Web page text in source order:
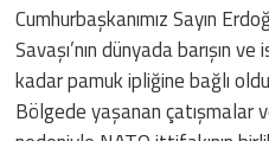
Cumhurbaşkanımız Sayın
Savaşı’nın dünyada barışın
kadar pamuk ipliğine bağlı
Bölgede yaşanan